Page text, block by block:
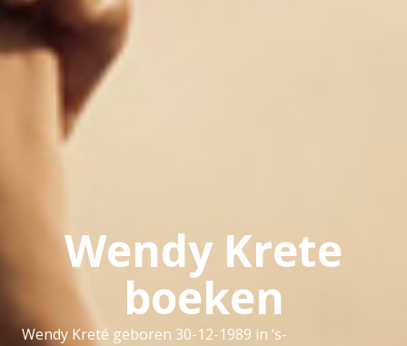
Wendy Krete
boeken
Wendy Kreté geboren 30-12-1989 in ‘s-